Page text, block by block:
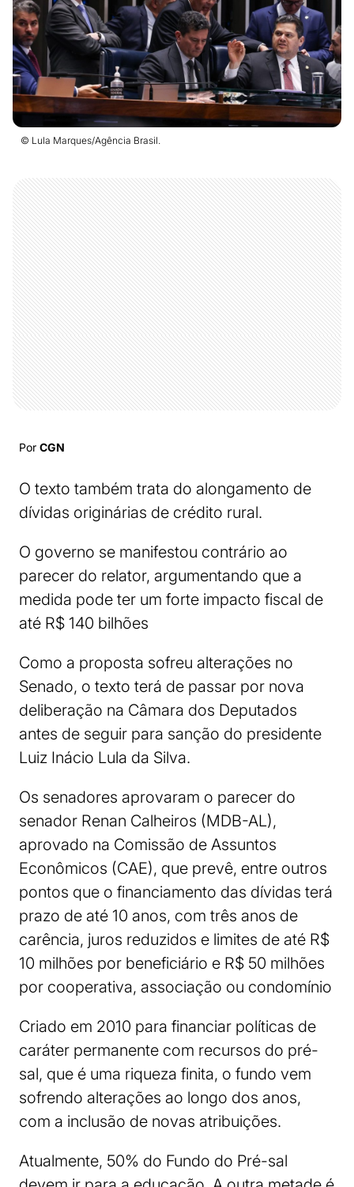
© Lula Marques/Agência Brasil.
Por CGN
O texto também trata do alongamento de
dívidas originárias de crédito rural.
O governo se manifestou contrário ao
parecer do relator, argumentando que a
medida pode ter um forte impacto fiscal de
até R$ 140 bilhões
Como a proposta sofreu alterações no
Senado, o texto terá de passar por nova
deliberação na Câmara dos Deputados
antes de seguir para sanção do presidente
Luiz Inácio Lula da Silva.
Os senadores aprovaram o parecer do
senador Renan Calheiros (MDB-AL),
aprovado na Comissão de Assuntos
Econômicos (CAE), que prevê, entre outros
pontos que o financiamento das dívidas terá
prazo de até 10 anos, com três anos de
carência, juros reduzidos e limites de até R$
10 milhões por beneficiário e R$ 50 milhões
por cooperativa, associação ou condomínio
Criado em 2010 para financiar políticas de
caráter permanente com recursos do pré-
sal, que é uma riqueza finita, o fundo vem
sofrendo alterações ao longo dos anos,
com a inclusão de novas atribuições.
Atualmente, 50% do Fundo do Pré-sal